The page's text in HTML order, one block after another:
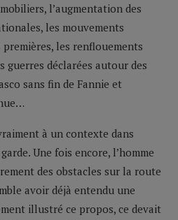
l’augmentation des
les mouvements
les renflouements
guerres déclarées autour des
sans fin de Fannie et
à un contexte dans
Une fois encore, l’homme
des obstacles sur la route
avoir déjà entendu une
illustré ce propos, ce devait